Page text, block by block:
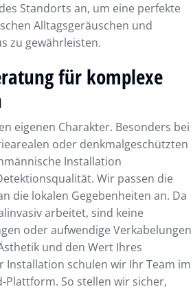
Standorts an, um eine perfekte
Alltagsgeräuschen und
zu gewährleisten.
für komplexe
eigenen Charakter. Besonders bei
oder denkmalgeschützten
Installation
Wir passen die
die lokalen Gegebenheiten an. Da
arbeitet, sind keine
oder aufwendige Verkabelungen
und den Wert Ihres
Installation schulen wir Ihr Team im
Plattform. So stellen wir sicher,